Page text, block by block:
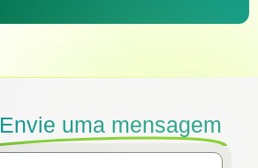
Envie uma mensagem